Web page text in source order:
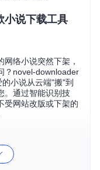
小说下载工具
络小说突然下架，
？novel-downloader
小说从云端"搬"到
。通过智能识别技
受网站改版或下架的
作状态，显示章节列